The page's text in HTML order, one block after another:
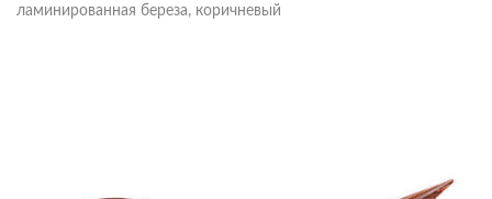
ламинированная береза, коричневый